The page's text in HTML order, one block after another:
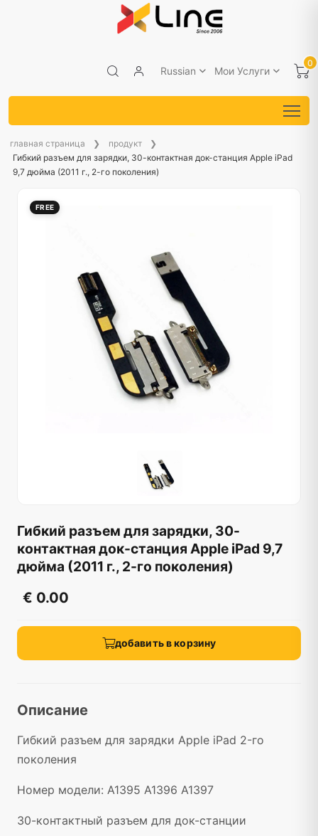
Russian Мои Услуги
0
главная страница
продукт
Гибкий разъем для зарядки, 30-контактная док-станция Apple iPad
9,7 дюйма (2011 г., 2-го поколения)
FREE
Гибкий разъем для зарядки, 30-
контактная док-станция Apple iPad 9,7
дюйма (2011 г., 2-го поколения)
€ 0.00
добавить в корзину
Описание
Гибкий разъем для зарядки Apple iPad 2-го
поколения
Номер модели: A1395 A1396 A1397
30-контактный разъем для док-станции